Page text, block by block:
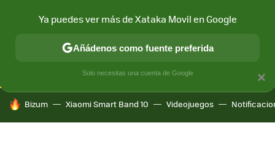
CONECTIVIDAD MÓVIL Y SOCIEDAD APLICACIONES
HOY SE HABLA DE
Bizum Xiaomi Smart Band 10 Videojuegos
×
Ya puedes ver más de Xataka Movil en Google
Añádenos como fuente preferida
Solo necesitas una cuenta de Google